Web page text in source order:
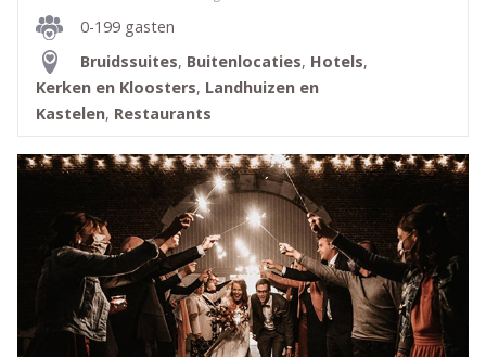
mogelijkheden en boek direct een overnachting die
jullie nooit zullen vergeten. Bekijk op Trouwen.nl de
reviews, foto’s en unieke arrangementen en maak
jullie droom werkelijkheid.
0-199 gasten
Bruidssuites, Buitenlocaties, Hotels,
Kerken en Kloosters, Landhuizen en
Kastelen, Restaurants